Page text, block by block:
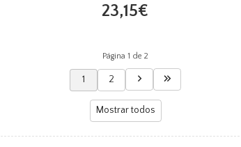
23,15€
Página 1 de 2
1 2
Mostrar todos